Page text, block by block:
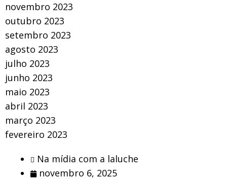
novembro 2023
outubro 2023
setembro 2023
agosto 2023
julho 2023
junho 2023
maio 2023
abril 2023
março 2023
fevereiro 2023
Na mídia com a laluche
novembro 6, 2025